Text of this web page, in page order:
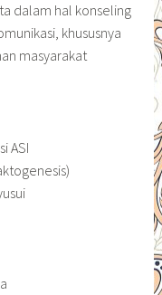
dalam hal konseling
khususnya
masyarakat
ASI